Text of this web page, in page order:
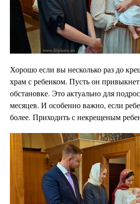
Хорошо если вы несколько раз до
храм с ребенком. Пусть он
обстановке. Это актуально для
месяцев. И особенно важно, если
более. Приходить с некрещеным